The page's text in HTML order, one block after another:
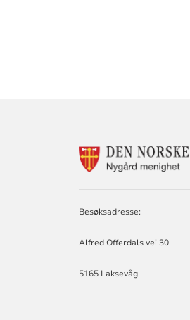
Besøksadresse:
Alfred Offerdals vei 30
5165 Laksevåg